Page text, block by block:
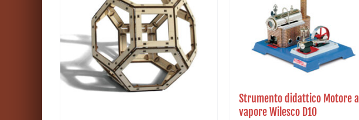
Strumento didattico Motore a
vapore Wilesco D10